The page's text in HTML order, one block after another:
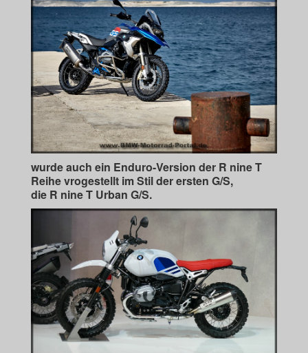
wurde auch ein Enduro-Version der R nine T
Reihe vrogestellt im Stil der ersten G/S,
die R nine T Urban G/S.